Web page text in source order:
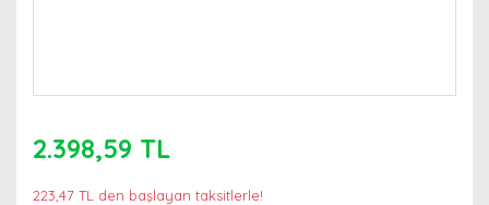
2.398,59 TL
223,47 TL den başlayan taksitlerle!